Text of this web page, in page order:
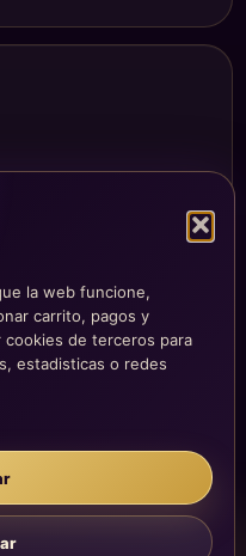
la web funcione,
carrito, pagos y
cookies de terceros para
estadisticas o redes
centralizados en la página
No sustituye consejo